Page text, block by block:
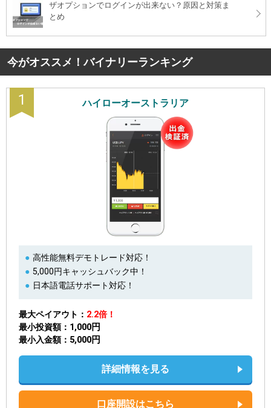
ザオプションでログインが出来ない？原因と対策ま
とめ
今がオススメ！バイナリーランキング
1 ハイローオーストラリア
高性能無料デモトレード対応！
5,000円キャッシュバック中！
日本語電話サポート対応！
最大ペイアウト
2.2倍！
最小投資額
1,000円
最小入金額 5,000円
詳細情報を見る
口座開設はこちら